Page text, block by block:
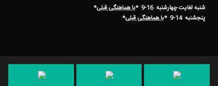
شنبه لغایت چهارشنبه 16-9 * با هماهنگی قبلی*
پنجشنبه 14-9
*با هماهنگی قبلی*